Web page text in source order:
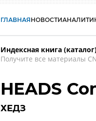
ГЛАВНАЯНОВОСТИ
Индексная книга
Получите все материалы
HEADS
ХЕДЗ